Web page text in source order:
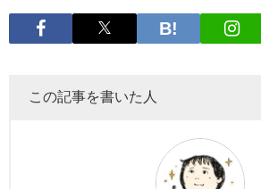
この記事を書いた人